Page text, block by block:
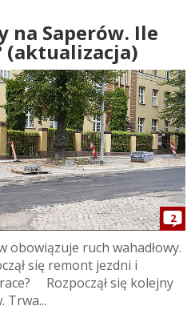
na Saperów. Ile
2
obowiązuje ruch wahadłowy.
się remont jezdni i
Rozpoczął się kolejny
Trwa...